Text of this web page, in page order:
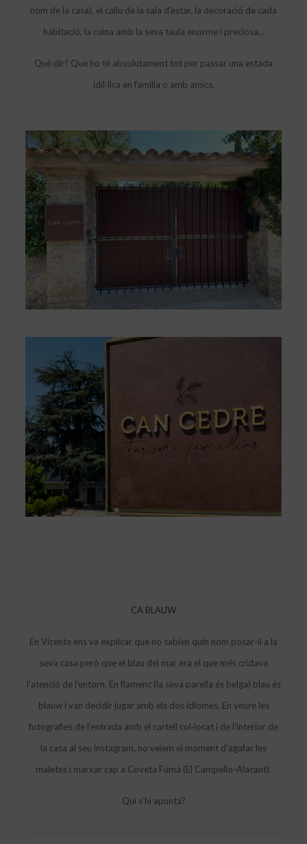
nom de la casa), el caliu de la sala d’estar, la decoració de cada
habitació, la cuina amb la seva taula enorme i preciosa…
Què dir? Que ho té absolutament tot per passar una estada
idíl·lica en família o amb amics.
CA BLAUW
En Vicente ens va explicar que no sabien quin nom posar-li a la
seva casa però que el blau del mar era el que més cridava
l’atenció de l’entorn. En flamenc (la seva parella és belga) blau és
blauw i van decidir jugar amb els dos idiomes. En veure les
fotografies de l’entrada amb el cartell col·locat i de l’interior de
la casa al seu instagram, no veiem el moment d’agafar les
maletes i marxar cap a Coveta Fumá (El Campello-Alacant).
Qui s’hi apunta?